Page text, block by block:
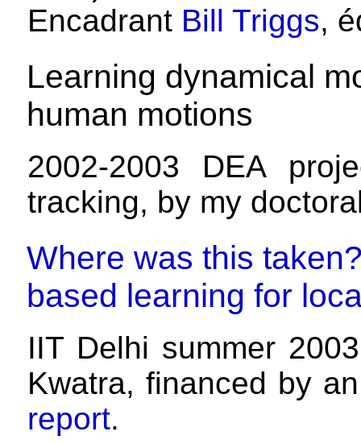
Encadrant Bill Triggs,
Learning dynamical
human motions
2002-2003 DEA
tracking, by my
Where was this
based learning for
IIT Delhi summer
Kwatra, financed by
report.